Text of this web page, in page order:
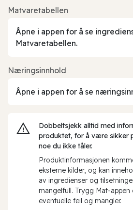
Matvaretabellen
Åpne i appen for å se
Matvaretabellen.
Næringsinnhold
Åpne i appen for å se
Dobbeltsjekk alltid med
produktet, for å være sikker
noe du ikke tåler.
Produktinformasjonen
eksterne kilder, og kan
av ingredienser og
mangelfull. Trygg Mat-appen
eventuelle feil og mangler.